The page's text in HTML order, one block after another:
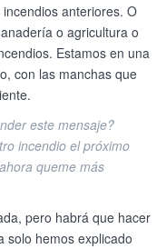
anteriores. O
o agricultura o
Estamos en una
con las manchas que
este mensaje?
incendio el próximo
queme más
pero habrá que hacer
solo hemos explicado